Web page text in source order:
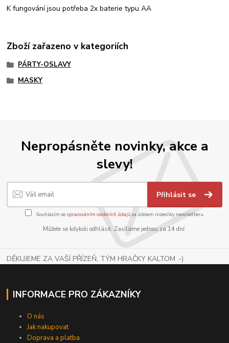
K fungování jsou potřeba 2x baterie typu AA
Zboží zařazeno v kategoriích
PÁRTY-OSLAVY
MASKY
Nepropásněte novinky, akce a
slevy!
Přihlásit se
Souhlasím se zpracováním osobních údajůza účelem rozesílky newsletteru.
Můžete se kdykoli odhlásit. Zasíláme jednou za 14 dní.
DĚKUJEME ZA VAŠÍ PŘÍZEŇ, TÝM HRAČKY KALTOM .-)
INFORMACE PRO ZÁKAZNÍKY
O nás
Jak nakupovat
Doprava a platba